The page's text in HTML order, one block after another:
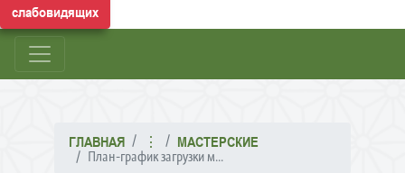
слабовидящих
ГЛАВНАЯ ⋮ МАСТЕРСКИЕ
План-график загрузки м...